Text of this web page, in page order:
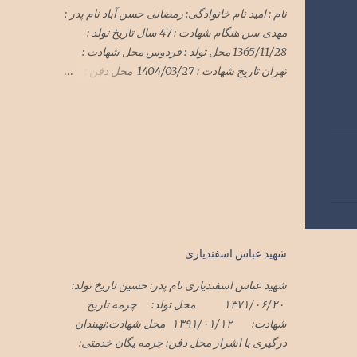
نام : امید نام خانوادگی: رمضانی حسن آباد نام پدر :
مهدی سن هنگام شهادت : 47 سال تاریخ تولد :
1365/11/28 محل تولد : فردوس محل شهادت :
تهران تاریخ شهادت : 1404/03/27 محل دفن :
شهدای فردوس به خاک سپرده شد
شهید عباس اسفندیاری
شهید عباس اسفندیاری نام پدر: حسین تاریخ تولد:
۱۳۷۱/۰۶/۲۰ محل تولد: چرمه تاریخ
شهادت: ۱۳۹۱/۰۱/۱۲ محل شهادت:نهبندان
درگیری با اشرار محل دفن: چرمه یگان خدمتی: